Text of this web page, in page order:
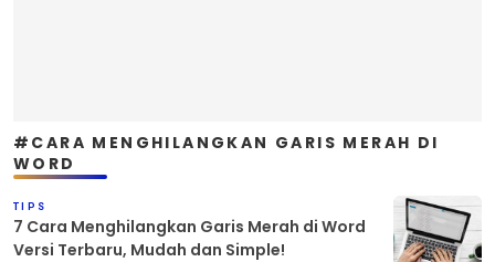
#CARA MENGHILANGKAN GARIS MERAH DI
WORD
TIPS
7 Cara Menghilangkan Garis Merah di Word
Versi Terbaru, Mudah dan Simple!